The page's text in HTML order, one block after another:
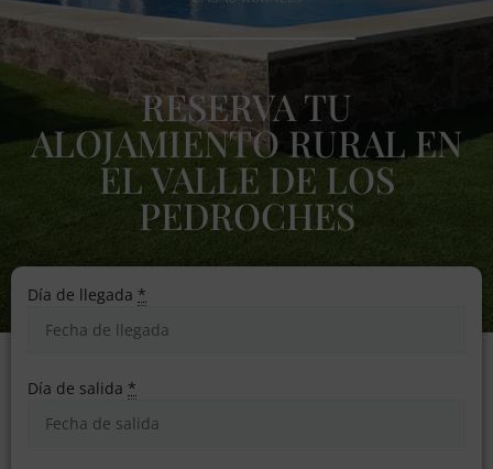
RESERVA TU
ALOJAMIENTO RURAL EN
EL VALLE DE LOS
PEDROCHES
Día de llegada *
Día de salida *